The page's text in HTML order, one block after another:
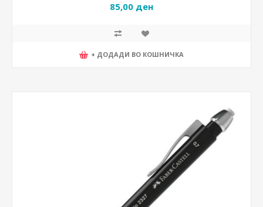
85,00 ден
+ ДОДАДИ ВО КОШНИЧКА